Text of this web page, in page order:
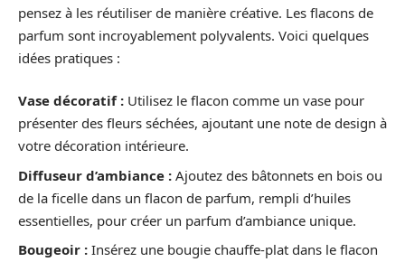
pensez à les réutiliser de manière créative. Les flacons de
parfum sont incroyablement polyvalents. Voici quelques
idées pratiques :
Vase décoratif : Utilisez le flacon comme un vase pour
présenter des fleurs séchées, ajoutant une note de design à
votre décoration intérieure.
Diffuseur d’ambiance : Ajoutez des bâtonnets en bois ou
de la ficelle dans un flacon de parfum, rempli d’huiles
essentielles, pour créer un parfum d’ambiance unique.
Bougeoir : Insérez une bougie chauffe-plat dans le flacon